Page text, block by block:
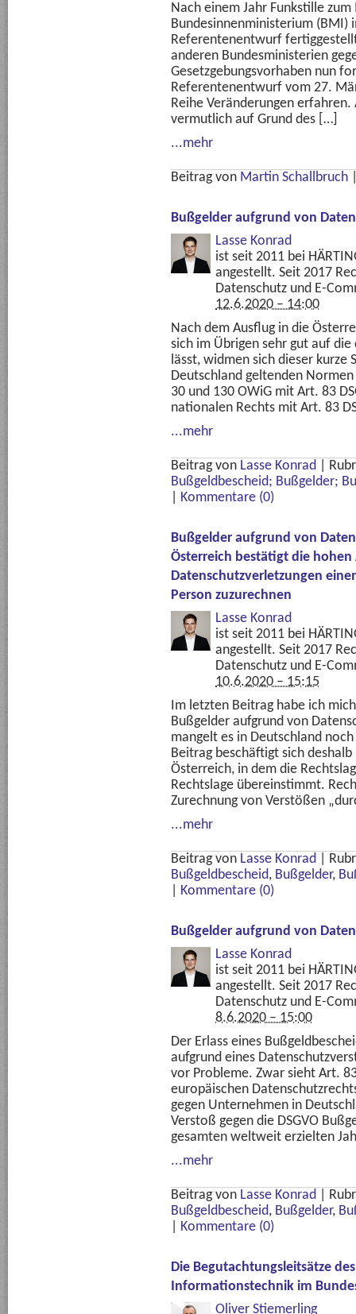
Nach einem Jahr Funkstille
Bundesinnenministerium (BMI)
Referentenentwurf
anderen Bundesministerien
Gesetzgebungsvorhaben nun
Referentenentwurf vom 27.
Reihe Veränderungen
vermutlich auf Grund des […]
...mehr
Beitrag von Martin Schallbruch
Bußgelder aufgrund von
Lasse Konrad
ist seit 2011 bei
angestellt. Seit 2017
Datenschutz und E-
12.6.2020 – 14:00
Nach dem Ausflug in die
sich im Übrigen sehr gut auf
lässt, widmen sich dieser kurze
Deutschland geltenden
30 und 130 OWiG mit Art. 83
nationalen Rechts mit Art. 83
...mehr
Beitrag von Lasse Konrad
Bußgeldbescheid; Bußgelder;
Kommentare (0)
Bußgelder aufgrund von
Österreich bestätigt die
Datenschutzverletzungen
Person zuzurechnen
Lasse Konrad
ist seit 2011 bei
angestellt. Seit 2017
Datenschutz und E-
10.6.2020 – 15:15
Im letzten Beitrag habe ich
Bußgelder aufgrund von
mangelt es in Deutschland
Beitrag beschäftigt sich
Österreich, in dem die
Rechtslage übereinstimmt.
Zurechnung von Verstößen
...mehr
Beitrag von Lasse Konrad
Bußgeldbescheid, Bußgelder,
Kommentare (0)
Bußgelder aufgrund von
Lasse Konrad
ist seit 2011 bei
angestellt. Seit 2017
Datenschutz und E-
8.6.2020 – 15:00
Der Erlass eines
aufgrund eines
vor Probleme. Zwar sieht Art.
europäischen
gegen Unternehmen in
Verstoß gegen die DSGVO
gesamten weltweit erzielten
...mehr
Beitrag von Lasse Konrad
Bußgeldbescheid, Bußgelder,
Kommentare (0)
Die Begutachtungsleitsätze
Informationstechnik im
Oliver Stiemerling